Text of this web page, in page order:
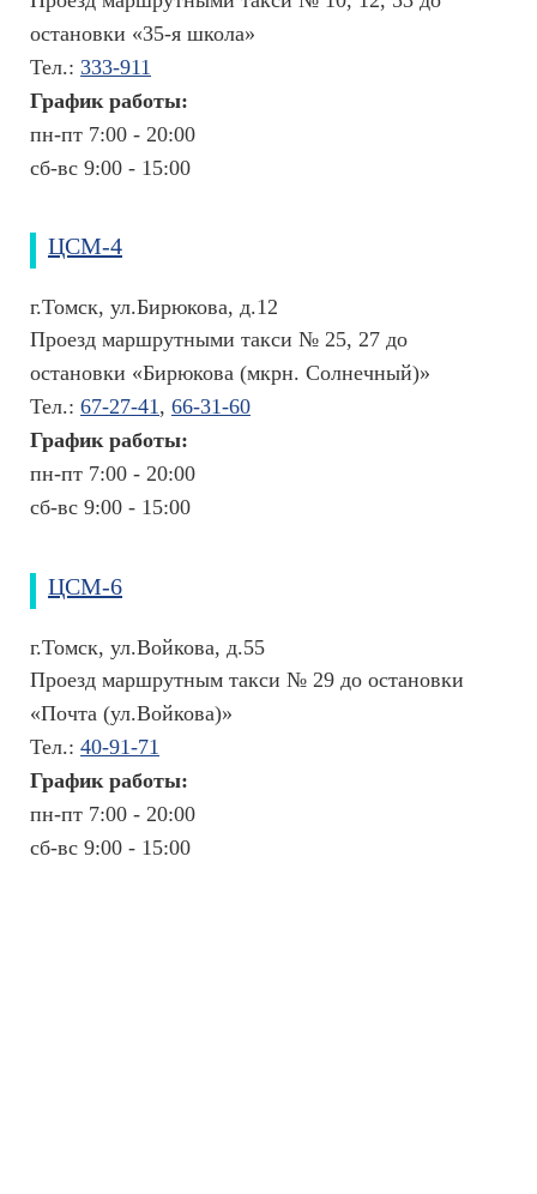
н
к
а
н
а
н
остановки «35-я школа»
Тел.: 333-911
График работы:
пн-пт 7:00 - 20:00
сб-вс 9:00 - 15:00
ЦСМ-4
г.Томск, ул.Бирюкова, д.12
Проезд маршрутными такси № 25, 27 до
остановки «Бирюкова (мкрн. Солнечный)»
Тел.: 67-27-41, 66-31-60
График работы:
пн-пт 7:00 - 20:00
сб-вс 9:00 - 15:00
ЦСМ-6
г.Томск, ул.Войкова, д.55
Проезд маршрутным такси № 29 до остановки
«Почта (ул.Войкова)»
Тел.: 40-91-71
График работы:
пн-пт 7:00 - 20:00
сб-вс 9:00 - 15:00